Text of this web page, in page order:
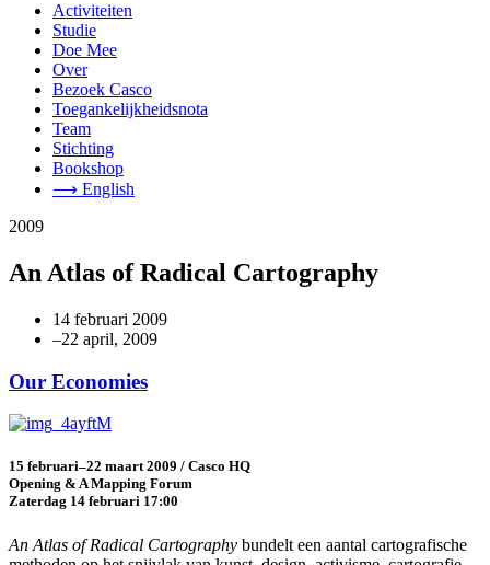
Activiteiten
Studie
Doe Mee
Over
Bezoek Casco
Toegankelijkheidsnota
Team
Stichting
Bookshop
⟶ English
2009
An Atlas of Radical Cartography
14 februari 2009
Our Economies
15 februari–22 maart 2009 / Casco HQ
Opening & A Mapping Forum
Zaterdag 14 februari 17:00
An Atlas of Radical Cartography bundelt een aantal cartografische